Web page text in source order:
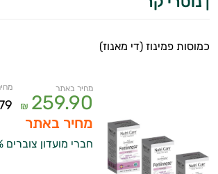
כמוסות פמינוז (די מאנוז)
מחיר באתר
259.90
₪
מחיר באתר
חברי מועדון צוברים 5%